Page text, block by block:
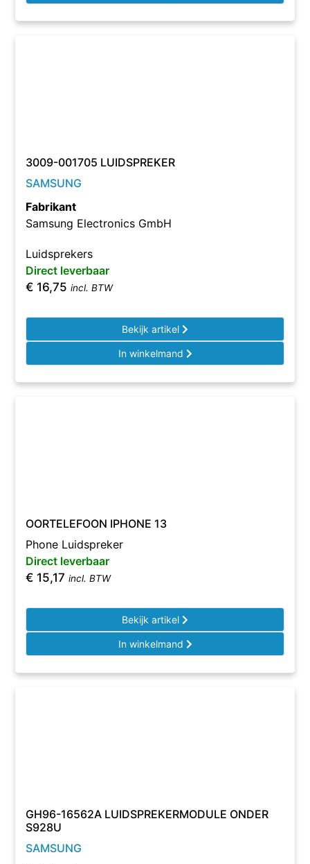
3009-001705 LUIDSPREKER
SAMSUNG
Fabrikant
Samsung Electronics GmbH
Luidsprekers
Direct leverbaar
€ 16,75 incl. BTW
Bekijk artikel
In winkelmand
OORTELEFOON IPHONE 13
Phone Luidspreker
Direct leverbaar
€ 15,17 incl. BTW
Bekijk artikel
In winkelmand
GH96-16562A LUIDSPREKERMODULE ONDER
S928U
SAMSUNG